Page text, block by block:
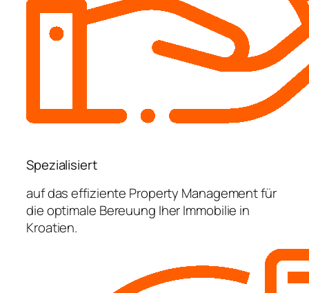
Spezialisiert
auf das effiziente Property Management für
die optimale Bereuung Iher Immobilie in
Kroatien.